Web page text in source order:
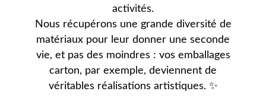
activités.
Nous récupérons une grande diversité de
matériaux pour leur donner une seconde
vie, et pas des moindres : vos emballages
carton, par exemple, deviennent de
véritables réalisations artistiques. ✨